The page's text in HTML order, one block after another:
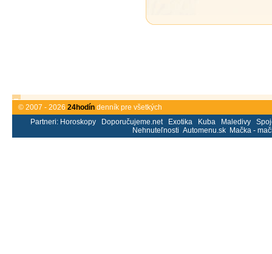
© 2007 - 2026 24hodín denník pre všetkých
Partneri: Horoskopy Doporučujeme.net Exotika Kuba Maledivy
Nehnuteľnosti Automenu.sk Mačka -